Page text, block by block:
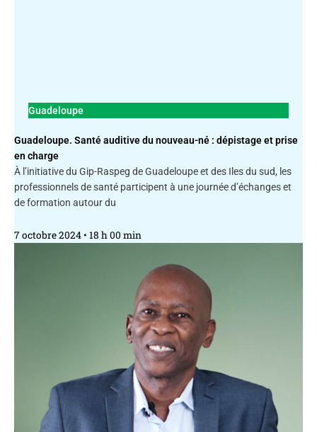
Guadeloupe
Guadeloupe. Santé auditive du nouveau-né : dépistage et prise
en charge
À l’initiative du Gip-Raspeg de Guadeloupe et des Iles du sud, les
professionnels de santé participent à une journée d’échanges et
de formation autour du
7 octobre 2024 18 h 00 min